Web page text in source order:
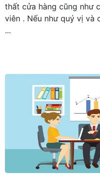
thất cửa hàng cũng như
viên . Nếu như quý vị và
...